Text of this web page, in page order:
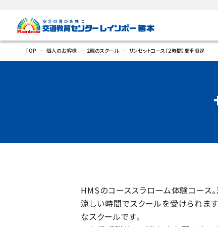
TOP 個人のお客様 2輪のスクール サンセットコース（２時間）夏季限定
HMSのコーススラローム体験コース
涼しい時間でスクールを受けられま
なスクールです。